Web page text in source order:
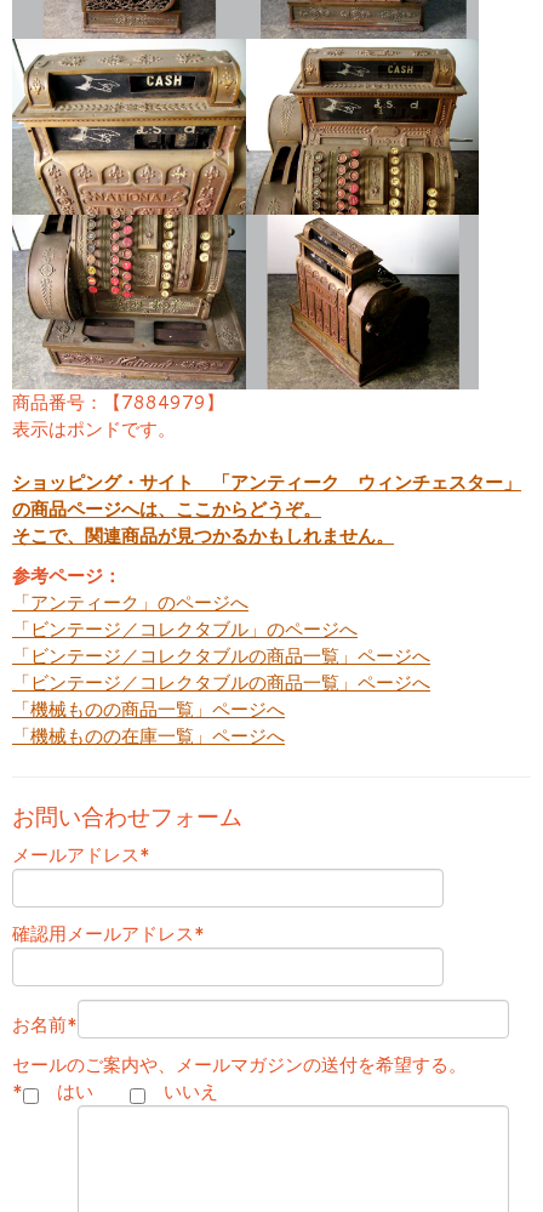
商品番号：【7884979】
表示はポンドです。
ショッピング・サイト 「アンティーク ウィンチェスター」
の商品ページへは、ここからどうぞ。
そこで、関連商品が見つかるかもしれません。
参考ページ：
「アンティーク」のページへ
「ビンテージ／コレクタブル」のページへ
「ビンテージ／コレクタブルの商品一覧」ページへ
「ビンテージ／コレクタブルの商品一覧」ページへ
「機械ものの商品一覧」ページへ
「機械ものの在庫一覧」ページへ
お問い合わせフォーム
メールアドレス*
確認用メールアドレス*
お名前*
セールのご案内や、メールマガジンの送付を希望する。
*
はい いいえ